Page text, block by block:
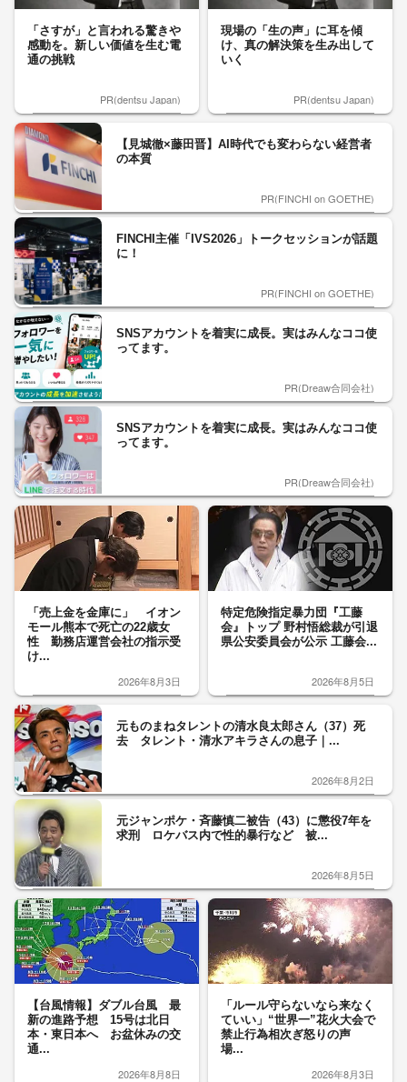
「さすが」と言われる驚きや
感動を。新しい価値を生む電
通の挑戦
PR(dentsu Japan)
現場の「生の声」に耳を傾
け、真の解決策を生み出して
いく
PR(dentsu Japan)
【見城徹×藤田晋】AI時代でも変わらない経営者
の本質
PR(FINCHI on GOETHE)
FINCHI主催「IVS2026」トークセッションが話題
に！
PR(FINCHI on GOETHE)
SNSアカウントを着実に成長。実はみんなココ使
ってます。
PR(Dreaw合同会社)
SNSアカウントを着実に成長。実はみんなココ使
ってます。
PR(Dreaw合同会社)
「売上金を金庫に」 イオン
モール熊本で死亡の22歳女
性 勤務店運営会社の指示受
け...
2026年8月3日
特定危険指定暴力団『工藤
会』トップ 野村悟総裁が引退
県公安委員会が公示 工藤会...
2026年8月5日
元ものまねタレントの清水良太郎さん（37）死
去 タレント・清水アキラさんの息子｜...
2026年8月2日
元ジャンポケ・斉藤慎二被告（43）に懲役7年を
求刑 ロケバス内で性的暴行など 被...
2026年8月5日
【台風情報】ダブル台風 最
新の進路予想 15号は北日
本・東日本へ お盆休みの交
通...
2026年8月8日
「ルール守らないなら来なく
ていい」“世界一”花火大会で
禁止行為相次ぎ怒りの声
場...
2026年8月3日